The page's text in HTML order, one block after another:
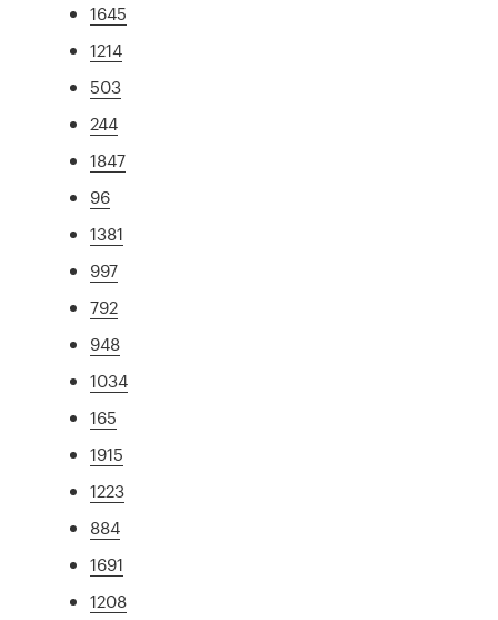
1645
1214
503
244
1847
96
1381
997
792
948
1034
165
1915
1223
884
1691
1208